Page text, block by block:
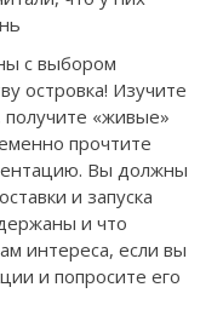
с выбором
островка! Изучите
«живые»
прочтите
Вы должны
и запуска
и что
интереса, если вы
и попросите его